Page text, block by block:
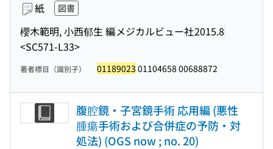
紙 図書
櫻木範明, 小西郁生 編 メジカルビュー社2015.8
<SC571-L33>
著者標目（識別子） 01189023 01104658 00688872
腹腔鏡・子宮鏡手術 応用編 (悪性
腫瘍手術および合併症の予防・対
処法) (OGS now ; no. 20)